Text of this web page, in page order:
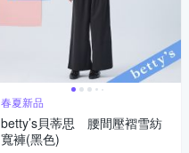
春夏新品
betty’s貝蒂思 腰間壓褶雪紡
寬褲(黑色)